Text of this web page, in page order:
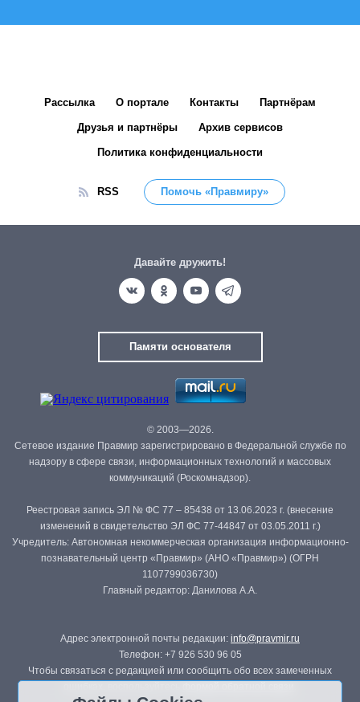
Рассылка О портале Контакты Партнёрам
Друзья и партнёры Архив сервисов
Политика конфиденциальности
RSS Помочь «Правмиру»
Давайте дружить!
Памяти основателя
© 2003—2026.
Сетевое издание Правмир зарегистрировано в Федеральной службе по
надзору в сфере связи, информационных технологий и массовых
коммуникаций (Роскомнадзор).
Реестровая запись ЭЛ № ФС 77 – 85438 от 13.06.2023 г. (внесение
изменений в свидетельство ЭЛ ФС 77-44847 от 03.05.2011 г.)
Учредитель: Автономная некоммерческая организация информационно-
познавательный центр «Правмир» (АНО «Правмир») (ОГРН
1107799036730)
Главный редактор: Данилова А.А.
Адрес электронной почты редакции: info@pravmir.ru
Телефон: +7 926 530 96 05
Чтобы связаться с редакцией или сообщить обо всех замеченных